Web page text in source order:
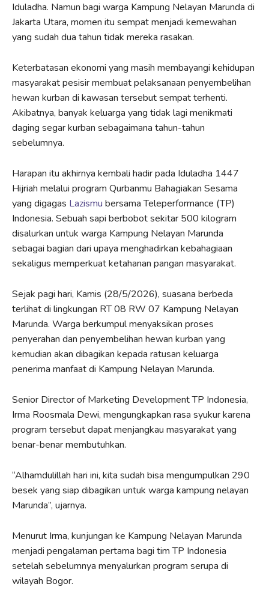
Iduladha. Namun bagi warga Kampung Nelayan Marunda di
Jakarta Utara, momen itu sempat menjadi kemewahan
yang sudah dua tahun tidak mereka rasakan.
Keterbatasan ekonomi yang masih membayangi kehidupan
masyarakat pesisir membuat pelaksanaan penyembelihan
hewan kurban di kawasan tersebut sempat terhenti.
Akibatnya, banyak keluarga yang tidak lagi menikmati
daging segar kurban sebagaimana tahun-tahun
sebelumnya.
Harapan itu akhirnya kembali hadir pada Iduladha 1447
Hijriah melalui program Qurbanmu Bahagiakan Sesama
yang digagas Lazismu bersama Teleperformance (TP)
Indonesia. Sebuah sapi berbobot sekitar 500 kilogram
disalurkan untuk warga Kampung Nelayan Marunda
sebagai bagian dari upaya menghadirkan kebahagiaan
sekaligus memperkuat ketahanan pangan masyarakat.
Sejak pagi hari, Kamis (28/5/2026), suasana berbeda
terlihat di lingkungan RT 08 RW 07 Kampung Nelayan
Marunda. Warga berkumpul menyaksikan proses
penyerahan dan penyembelihan hewan kurban yang
kemudian akan dibagikan kepada ratusan keluarga
penerima manfaat di Kampung Nelayan Marunda.
Senior Director of Marketing Development TP Indonesia,
Irma Roosmala Dewi, mengungkapkan rasa syukur karena
program tersebut dapat menjangkau masyarakat yang
benar-benar membutuhkan.
“Alhamdulillah hari ini, kita sudah bisa mengumpulkan 290
besek yang siap dibagikan untuk warga kampung nelayan
Marunda”, ujarnya.
Menurut Irma, kunjungan ke Kampung Nelayan Marunda
menjadi pengalaman pertama bagi tim TP Indonesia
setelah sebelumnya menyalurkan program serupa di
wilayah Bogor.